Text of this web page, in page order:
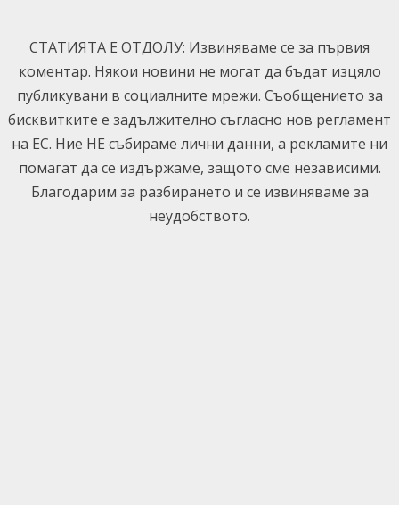
content
СТАТИЯТА Е ОТДОЛУ: Извиняваме се за първия
коментар. Някои новини не могат да бъдат изцяло
публикувани в социалните мрежи. Съобщението за
бисквитките е задължително съгласно нов регламент
на ЕС. Ние НЕ събираме лични данни, а рекламите ни
помагат да се издържаме, защото сме независими.
Благодарим за разбирането и се извиняваме за
неудобството.